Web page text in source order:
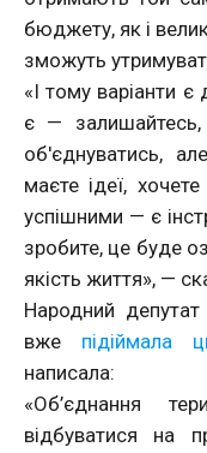
бюджету, як і
зможуть
«І тому варіанти
є —
об'єднуватись,
маєте ідеї,
успішними — є
зробите, це буде
якість життя», —
Народний
вже підіймала
написала:
«Об’єднання
відбуватися на